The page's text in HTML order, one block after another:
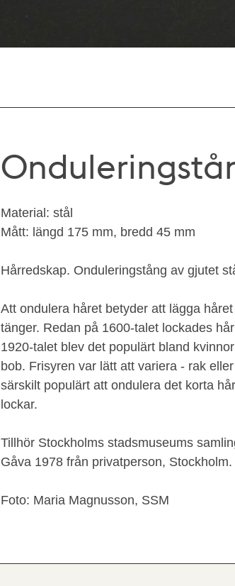
Material: stål
Mått: längd 175 mm, bredd 45 mm
Hårredskap. Onduleringstång av gjutet
Att ondulera håret betyder att lägga
tänger. Redan på 1600-talet lockades
1920-talet blev det populärt bland
bob. Frisyren var lätt att variera - rak
särskilt populärt att ondulera det korta
lockar.
Tillhör Stockholms stadsmuseums
Gåva 1978 från privatperson, Stockholm.
Foto: Maria Magnusson, SSM